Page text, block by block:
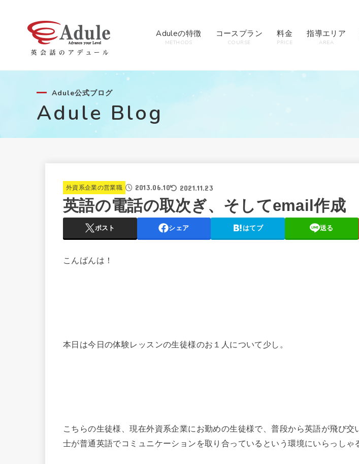
Aduleの特徴
METHODS
コースプラン
COURSE
料金
PRICE
指導エリア
AREA
Adule公式ブログ
Adule Blog
外資系企業の営業職 2013.06.10 2021.11.23
英語の電話の取次ぎ、そしてemail作成
ポスト シェア はてブ 送る
こんばんは！
本日は今日の体験レッスンの生徒様のお１人について少し。
こちらの生徒様、現在外資系企業にお勤めの生徒様で、普段から英語が飛び交
士が普通英語でコミュニケーションを取り合っているという環境にいらっしゃ